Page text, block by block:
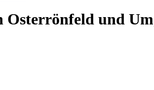
Osterrönfeld und